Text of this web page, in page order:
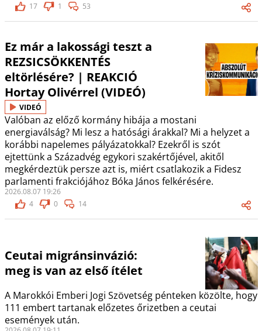
17
1 53
Ez már a lakossági teszt a
REZSICSÖKKENTÉS
eltörlésére? | REAKCIÓ
Hortay Olivérrel (VIDEÓ)
VIDEÓ
Valóban az előző kormány hibája a mostani
energiaválság? Mi lesz a hatósági árakkal? Mi a helyzet a
korábbi napelemes pályázatokkal? Ezekről is szót
ejtettünk a Századvég egykori szakértőjével, akitől
megkérdeztük persze azt is, miért csatlakozik a Fidesz
parlamenti frakciójához Bóka János felkérésére.
2026.08.07 19:26
4
0 14
Ceutai migránsinvázió:
meg is van az első ítélet
A Marokkói Emberi Jogi Szövetség pénteken közölte, hogy
111 embert tartanak előzetes őrizetben a ceutai
események után.